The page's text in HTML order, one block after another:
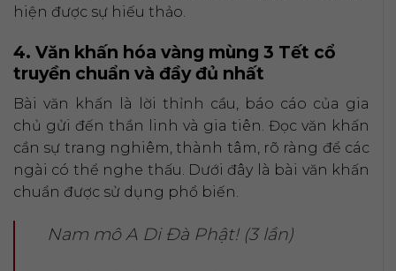
hiện được sự hiếu thảo.
4. Văn khấn hóa vàng mùng 3 Tết cổ
truyền chuẩn và đầy đủ nhất
Bài văn khấn là lời thỉnh cầu, báo cáo của gia
chủ gửi đến thần linh và gia tiên. Đọc văn khấn
cần sự trang nghiêm, thành tâm, rõ ràng để các
ngài có thể nghe thấu. Dưới đây là bài văn khấn
chuẩn được sử dụng phổ biến.
Nam mô A Di Đà Phật! (3 lần)